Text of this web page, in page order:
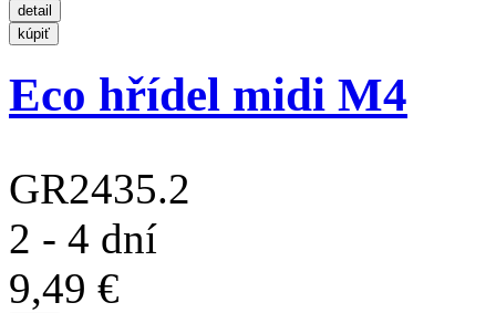
Eco hřídel midi M4
GR2435.2
2 - 4 dní
9,49 €